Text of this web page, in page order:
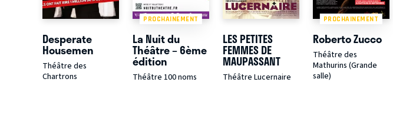
Desperate
Housemen
Théâtre des
Chartrons
PROCHAINEMENT
La Nuit du
Théâtre – 6ème
édition
Théâtre 100 noms
LES PETITES
FEMMES DE
MAUPASSANT
Théâtre Lucernaire
PROCHAINEMENT
Roberto Zucco
Théâtre des
Mathurins (Grande
salle)